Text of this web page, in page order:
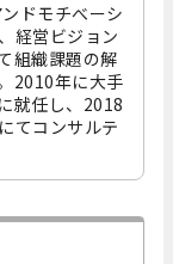
ドモチべーシ
経営ビジョン
組織課題の解
2010年に大手
就任し、2018
てコンサルテ